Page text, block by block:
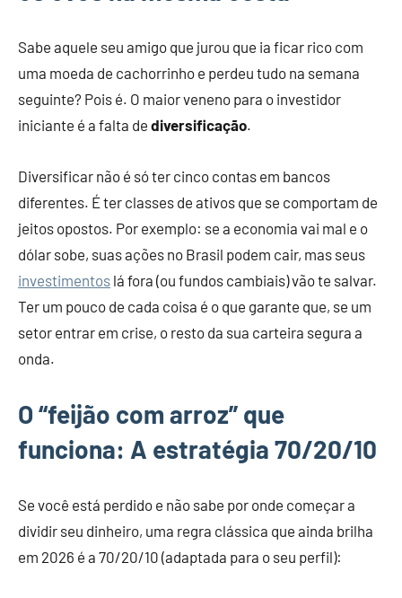
Sabe aquele seu amigo que jurou que ia ficar rico com
uma moeda de cachorrinho e perdeu tudo na semana
seguinte? Pois é. O maior veneno para o investidor
iniciante é a falta de diversificação.
Diversificar não é só ter cinco contas em bancos
diferentes. É ter classes de ativos que se comportam de
jeitos opostos. Por exemplo: se a economia vai mal e o
dólar sobe, suas ações no Brasil podem cair, mas seus
investimentos lá fora (ou fundos cambiais) vão te salvar.
Ter um pouco de cada coisa é o que garante que, se um
setor entrar em crise, o resto da sua carteira segura a
onda.
O “feijão com arroz” que
funciona: A estratégia 70/20/10
Se você está perdido e não sabe por onde começar a
dividir seu dinheiro, uma regra clássica que ainda brilha
em 2026 é a 70/20/10 (adaptada para o seu perfil):